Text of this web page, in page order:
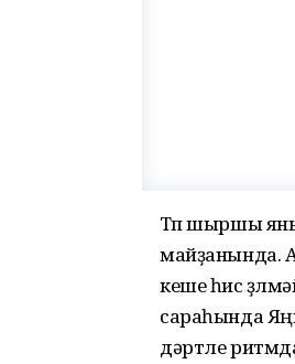
Төп шыршы
майҙанында.
кеше һис
сараһында
дәртле